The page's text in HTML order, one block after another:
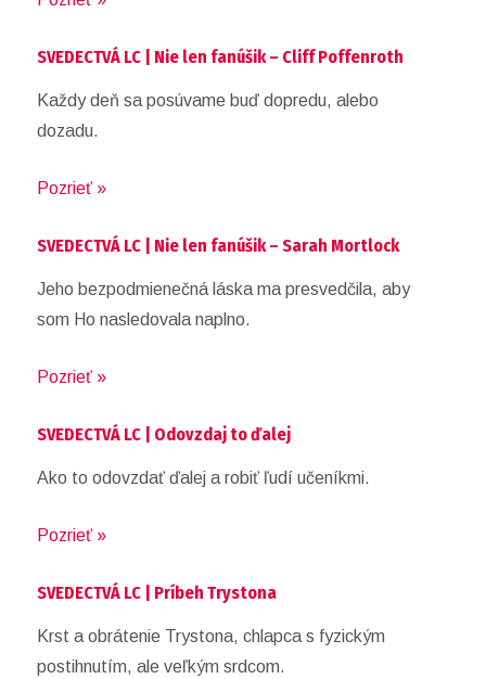
SVEDECTVÁ LC | Nie len fanúšik – Cliff Poffenroth
Každy deň sa posúvame buď dopredu, alebo
dozadu.
Pozrieť »
SVEDECTVÁ LC | Nie len fanúšik – Sarah Mortlock
Jeho bezpodmienečná láska ma presvedčila, aby
som Ho nasledovala naplno.
Pozrieť »
SVEDECTVÁ LC | Odovzdaj to ďalej
Ako to odovzdať ďalej a robiť ľudí učeníkmi.
Pozrieť »
SVEDECTVÁ LC | Príbeh Trystona
Krst a obrátenie Trystona, chlapca s fyzickým
postihnutím, ale veľkým srdcom.